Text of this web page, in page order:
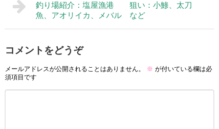
釣り場紹介：塩屋漁港 狙い：小鯵、太刀
魚、アオリイカ、メバル など
コメントをどうぞ
メールアドレスが公開されることはありません。 ※ が付いている欄は必
須項目です